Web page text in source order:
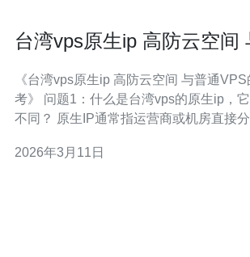
台湾vps原生ip 高防云空间
《台湾vps原生ip 高防云空间 与普通
考》 问题1：什么是台湾vps的原生ip，它与普通IP有什么
不同？ 原生IP通常指运营商或机房直接
器，使用原生ip意味着更好的可达性、端
2026年3月11日